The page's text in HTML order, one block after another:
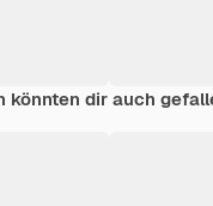
könnten dir auch